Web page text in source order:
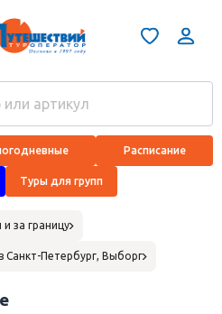
Расписание
Туры для групп
за границу
Санкт-Петербург, Выборг